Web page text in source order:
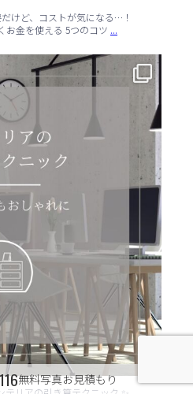
けど、コストが気になる…！
お金を使える 5つのコツ ...
テリアの引き算テクニック ✨
無料写真お見積もり